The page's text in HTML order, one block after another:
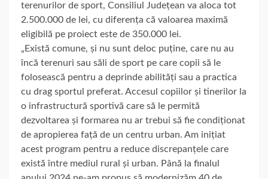
terenurilor de sport, Consiliul Județean va aloca tot
2.500.000 de lei, cu diferența că valoarea maximă
eligibilă pe proiect este de 350.000 lei.
„Există comune, și nu sunt deloc puține, care nu au
încă terenuri sau săli de sport pe care copii să le
folosească pentru a deprinde abilități sau a practica
cu drag sportul preferat. Accesul copiilor și tinerilor la
o infrastructură sportivă care să le permită
dezvoltarea și formarea nu ar trebui să fie condiționat
de apropierea față de un centru urban. Am inițiat
acest program pentru a reduce discrepanțele care
există între mediul rural și urban. Până la finalul